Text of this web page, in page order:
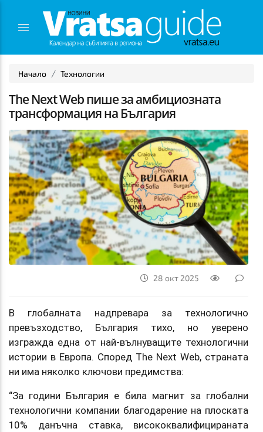
Начало Технологии
The Next Web пише за амбициозната
трансформация на България
28 окт 2025
В глобалната надпревара за технологично
превъзходство, България тихо, но уверено
изгражда една от най-вълнуващите технологични
истории в Европа. Според The Next Web, страната
ни има няколко ключови предимства:
“За години България е била магнит за глобални
технологични компании благодарение на плоската
10% данъчна ставка, висококвалифицираната